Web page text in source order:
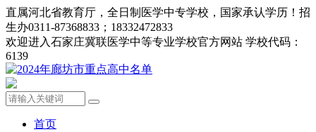
直属河北省教育厅，全日制医学中专学校，国家承认学历！招
生办0311-87368833；18332472833
欢迎进入石家庄冀联医学中等专业学校官方网站 学校代码：
6139
首页